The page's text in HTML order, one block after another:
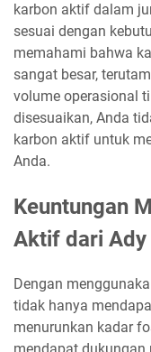
karbon aktif dalam
sesuai dengan
memahami bahwa
sangat besar,
volume operasional
disesuaikan, Anda
karbon aktif untuk
Anda.
Keuntungan
Aktif dari Ady
Dengan
tidak hanya
menurunkan kadar